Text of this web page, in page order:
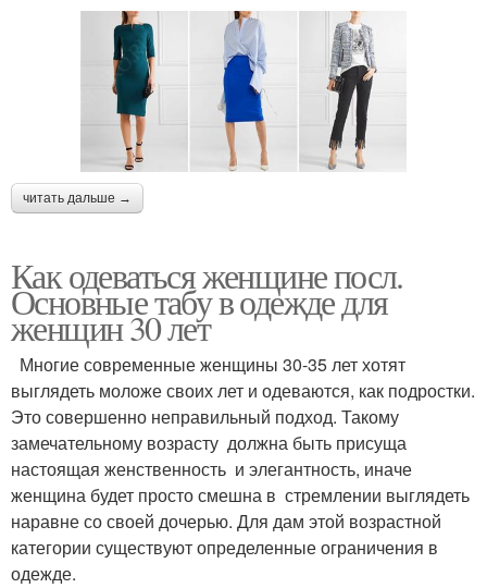
читать дальше →
Как одеваться женщине посл.
Основные табу в одежде для
женщин 30 лет
Многие современные женщины 30-35 лет хотят
выглядеть моложе своих лет и одеваются, как подростки.
Это совершенно неправильный подход. Такому
замечательному возрасту должна быть присуща
настоящая женственность и элегантность, иначе
женщина будет просто смешна в стремлении выглядеть
наравне со своей дочерью. Для дам этой возрастной
категории существуют определенные ограничения в
одежде.